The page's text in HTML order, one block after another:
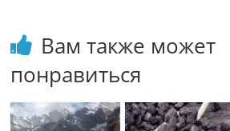
Вам также может
понравиться